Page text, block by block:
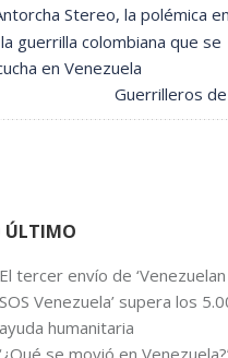
Stereo, la polémica
guerrilla colombiana que se
en Venezuela
Guerrilleros
ÚLTIMO
El tercer envío de
SOS Venezuela’ supera los
ayuda humanitaria
‘¿Qué se movió en